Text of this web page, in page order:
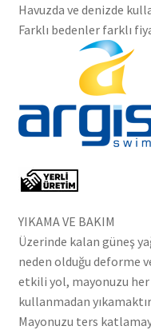
Havuzda ve denizde
Farklı bedenler farklı
YIKAMA VE BAKIM
Üzerinde kalan güneş
neden olduğu deforme
etkili yol, mayonuzu her
kullanmadan
Mayonuzu ters